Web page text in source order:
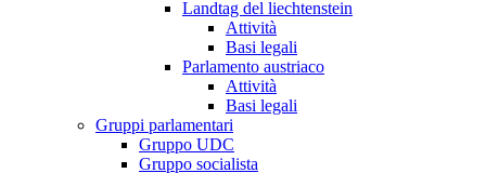
Landtag del liechtenstein
Attività
Basi legali
Parlamento austriaco
Attività
Basi legali
Gruppi parlamentari
Gruppo UDC
Gruppo socialista